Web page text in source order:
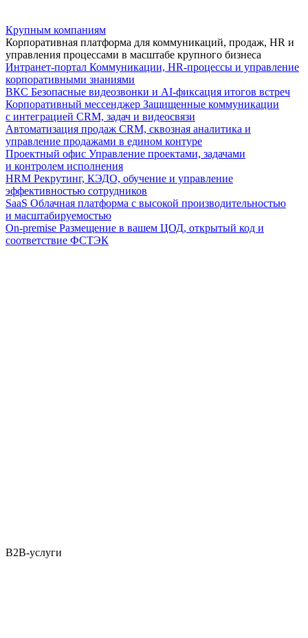
Крупным компаниям
Корпоративная платформа для коммуникаций, продаж, HR и
управления процессами в масштабе крупного бизнеса
Интранет-портал Коммуникации, HR-процессы и управление
корпоративными знаниями
ВКС Безопасные видеозвонки и AI-фиксация итогов встреч
Корпоративный мессенджер Защищенные коммуникации
с интеграцией CRM, задач и видеосвязи
Автоматизация продаж CRM, сквозная аналитика и
управление продажами в едином контуре
Проектный офис Управление проектами, задачами
и контролем исполнения
HRM Рекрутинг, КЭДО, обучение и управление
эффективностью сотрудников
SaaS Облачная платформа с высокой производительностью
и масштабируемостью
On-premise Размещение в вашем ЦОД, открытый код и
соответствие ФСТЭК
B2B-услуги